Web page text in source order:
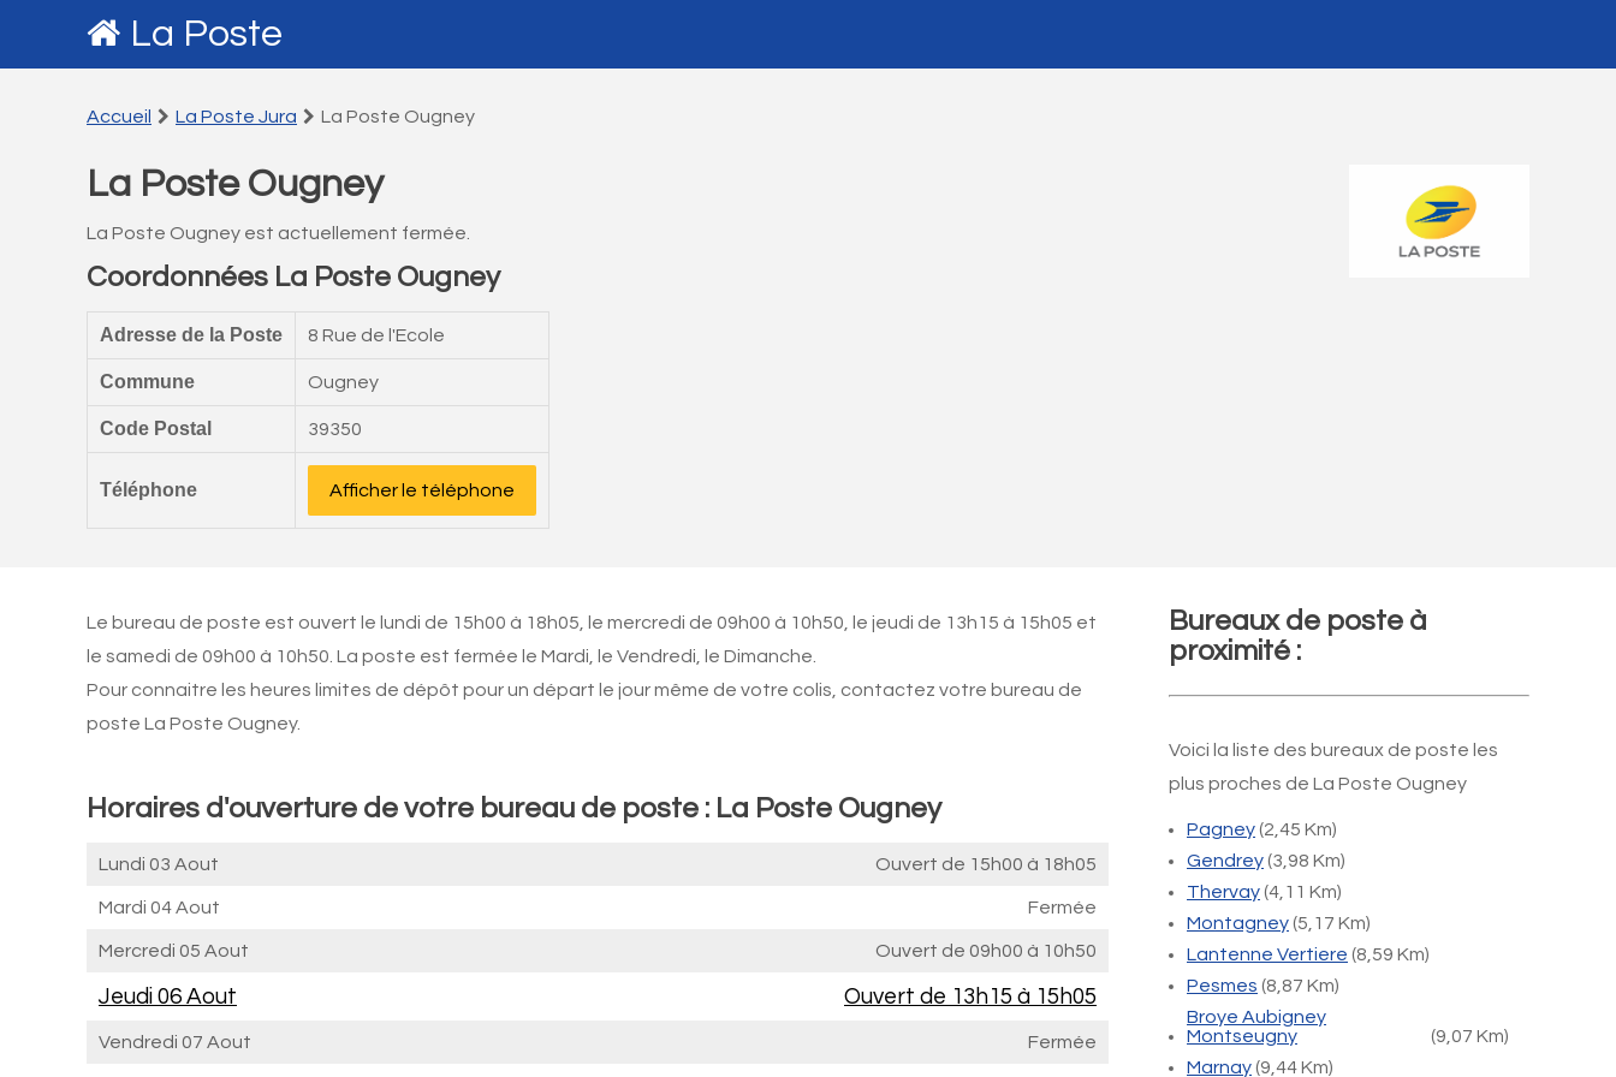
La Poste
Accueil La Poste Jura La Poste Ougney
La Poste Ougney
La Poste Ougney est actuellement fermée.
Coordonnées La Poste Ougney
Adresse de la Poste 8 Rue de l'Ecole
Commune Ougney
Code Postal 39350
Téléphone Afficher le téléphone
Le bureau de poste est ouvert le lundi de 15h00 à 18h05, le mercredi de 09h00 à 10h50, le jeudi de 13h15 à 15h05 et
le samedi de 09h00 à 10h50. La poste est fermée le Mardi, le Vendredi, le Dimanche.
Pour connaitre les heures limites de dépôt pour un départ le jour même de votre colis, contactez votre bureau de
poste La Poste Ougney.
Horaires d'ouverture de votre bureau de poste : La Poste Ougney
Lundi 03 Aout Ouvert de 15h00 à 18h05
Mardi 04 Aout Fermée
Mercredi 05 Aout Ouvert de 09h00 à 10h50
Jeudi 06 Aout Ouvert de 13h15 à 15h05
Vendredi 07 Aout Fermée
Bureaux de poste à
proximité :
Voici la liste des bureaux de poste les
plus proches de La Poste Ougney
Pagney(2,45 Km)
Gendrey(3,98 Km)
Thervay(4,11 Km)
Montagney(5,17 Km)
Lantenne Vertiere (8,59 Km)
Pesmes (8,87 Km)
Broye Aubigney
Montseugny
(9,07 Km)
Marnay(9,44 Km)